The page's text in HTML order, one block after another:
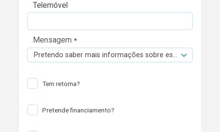
Telemóvel
Mensagem
Pretendo saber mais informações sobre esta viatura.
Tem retoma?
Pretende financiamento?